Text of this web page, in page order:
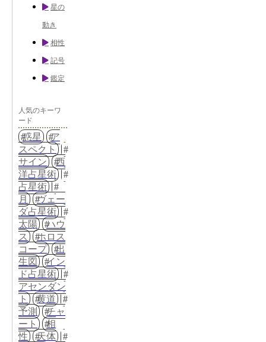
星の
動き
相性
記号
鑑定
人気のキーワ
ード
惑星
ア
スペクト
サイン
西
洋占星術
占星術
月
ヴェー
ダ占星術
太陽
ハウ
ス
ホロス
コープ
出
生図
イン
ド占星術
アセンダン
ト
黄道
予測
チャ
ート
相
性
天体